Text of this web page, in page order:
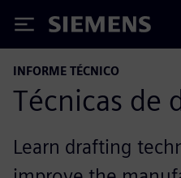
Siemens
INFORME TÉCNICO
Técnicas de
Learn drafting